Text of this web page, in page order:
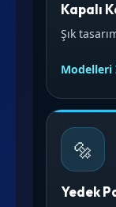
Kapalı
Şık
🔩
Yedek